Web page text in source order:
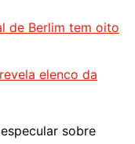
de Berlim tem oito
elenco da
sobre